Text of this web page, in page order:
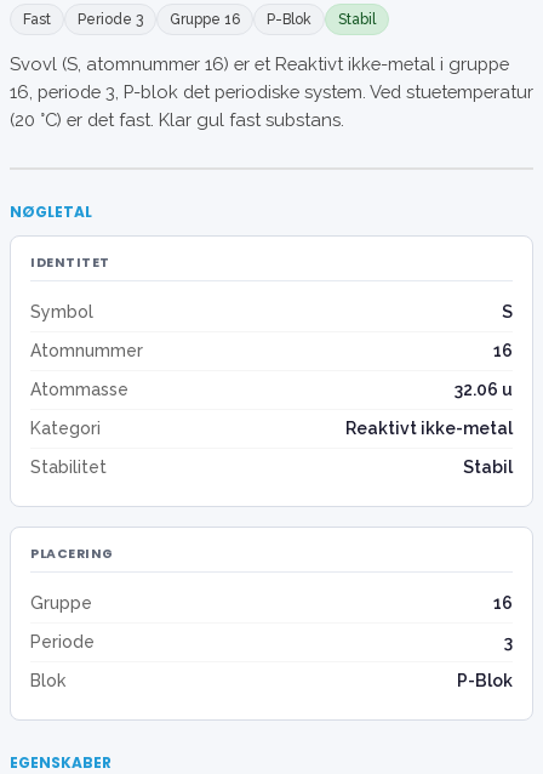
Fast Periode 3 Gruppe 16 P-Blok Stabil
Svovl (S, atomnummer 16) er et Reaktivt ikke-metal i gruppe
16, periode 3, P-blok det periodiske system. Ved stuetemperatur
(20 °C) er det fast. Klar gul fast substans.
NØGLETAL
IDENTITET
Symbol
S
Atomnummer
16
Atommasse
32.06 u
Kategori
Reaktivt ikke-metal
Stabilitet
Stabil
PLACERING
Gruppe
16
Periode
3
Blok
P-Blok
EGENSKABER